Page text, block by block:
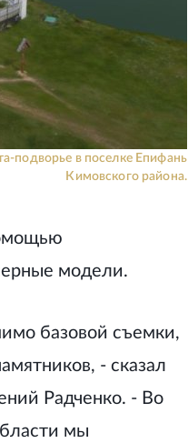
подворье в поселке Епифань
Кимовского района.
модели.
базовой съемки,
- сказал
Радченко. - Во
мы